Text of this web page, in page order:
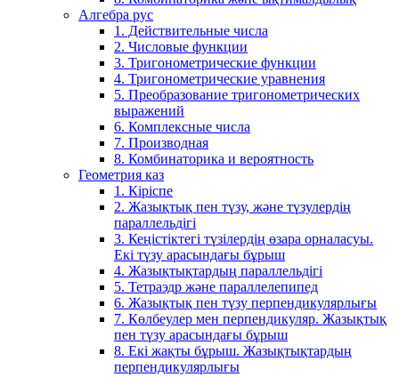
Алгебра рус
1. Действительные числа
2. Числовые функции
3. Тригонометрические функции
4. Тригонометрические уравнения
5. Преобразование тригонометрических
выражений
6. Комплексные числа
7. Производная
8. Комбинаторика и вероятность
Геометрия каз
1. Кіріспе
2. Жазықтық пен түзу, және түзулердің
параллельдігі
3. Кеңістіктегі түзілердің өзара орналасуы.
Екі түзу арасындағы бұрыш
4. Жазықтықтардың параллельдігі
5. Тетраэдр және параллелепипед
6. Жазықтық пен түзу перпендикулярлығы
7. Көлбеулер мен перпендикуляр. Жазықтық
пен түзу арасындағы бұрыш
8. Екі жақты бұрыш. Жазықтықтардың
перпендикулярлығы